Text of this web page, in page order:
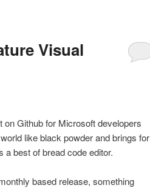
Visual
Github for Microsoft developers
like black powder and brings for
a best of bread code editor.
based release, something